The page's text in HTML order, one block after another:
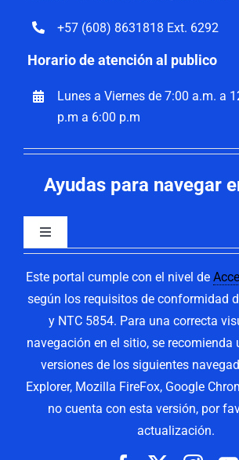
+57 (608) 8631818 Ext. 6292
Horario de atención al publico
Lunes a Viernes de 7:00 a.m. a
p.m a 6:00 p.m
Ayudas para navegar
Toggle
Navigation
Inicio
ConVertic
Este portal cumple con el nivel de
según los requisitos de conformidad
y NTC 5854. Para una correcta
navegación en el sitio, se
versiones de los siguientes
Explorer, Mozilla FireFox, Google
no cuenta con esta versión, por
actualización.